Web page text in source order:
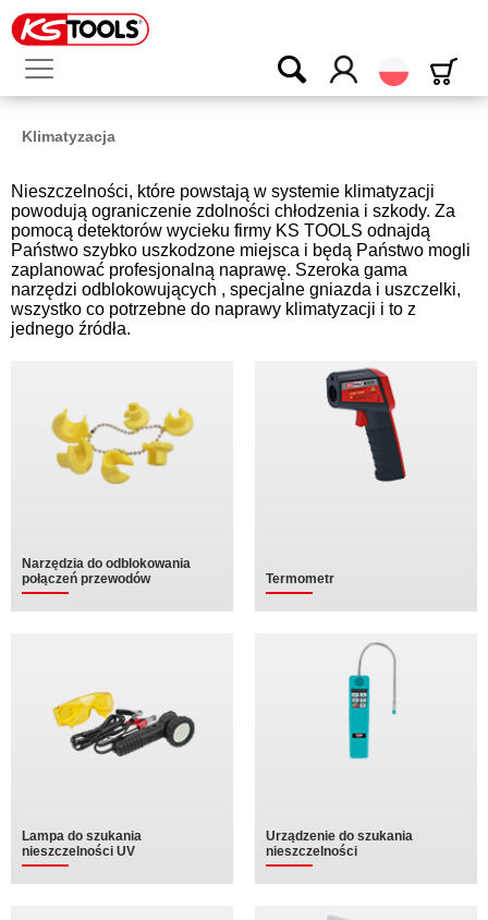
Polski
Klimatyzacja
Nieszczelności, które powstają w systemie klimatyzacji
powodują ograniczenie zdolności chłodzenia i szkody. Za
pomocą detektorów wycieku firmy KS TOOLS odnajdą
Państwo szybko uszkodzone miejsca i będą Państwo mogli
zaplanować profesjonalną naprawę. Szeroka gama
narzędzi odblokowujących , specjalne gniazda i uszczelki,
wszystko co potrzebne do naprawy klimatyzacji i to z
jednego źródła.
Narzędzia do odblokowania
połączeń przewodów
Termometr
Lampa do szukania
nieszczelności UV
Urządzenie do szukania
nieszczelności